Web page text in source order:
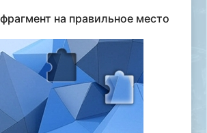
на правильное место